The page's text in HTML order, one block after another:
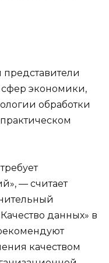
экономики,
обработки
— считает
данных» в
качеством